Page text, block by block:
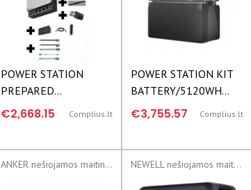
POWER STATION
PREPARED
KIT/5001801010
€2,668.15 Complius.lt
POWER STATION KIT
BATTERY/5120WH
5002101001
€3,755.57 Complius.lt
ANKER nešiojamos maitinimo stotys NEWELL nešiojamos maitinimo stotys